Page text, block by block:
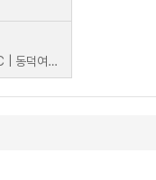
K-MOOC | 동덕여자대학교 김창선